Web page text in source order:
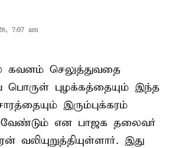
7:07 am
கவனம் செலுத்துவதை
பொருள் புழக்கத்தையும் இந்த
இரும்புக்கரம்
என பாஜக தலைவர்
வலியுறுத்தியுள்ளார். இது